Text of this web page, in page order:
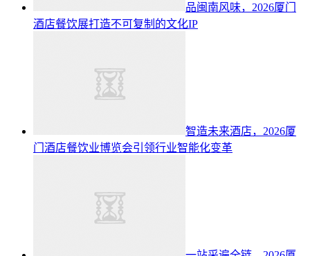
品闽南风味，2026厦门
酒店餐饮展打造不可复制的文化IP
智造未来酒店，2026厦
门酒店餐饮业博览会引领行业智能化变革